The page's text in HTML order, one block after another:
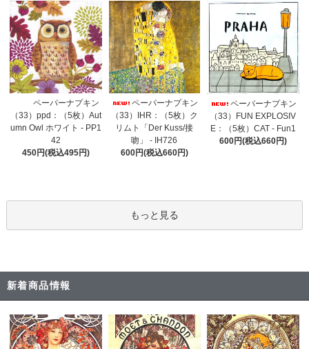
ペーパーナプキン
（33）ppd：（5枚）Aut
umn Owl ホワイト - PP1
42
450円(税込495円)
ペーパーナプキン
（33）IHR：（5枚）ク
リムト「Der Kuss/接
吻」 - IH726
600円(税込660円)
ペーパーナプキン
（33）FUN EXPLOSIV
E：（5枚）CAT - Fun1
600円(税込660円)
もっと見る
新着商品情報